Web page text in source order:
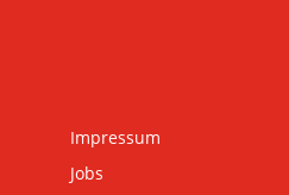
Impressum
Jobs